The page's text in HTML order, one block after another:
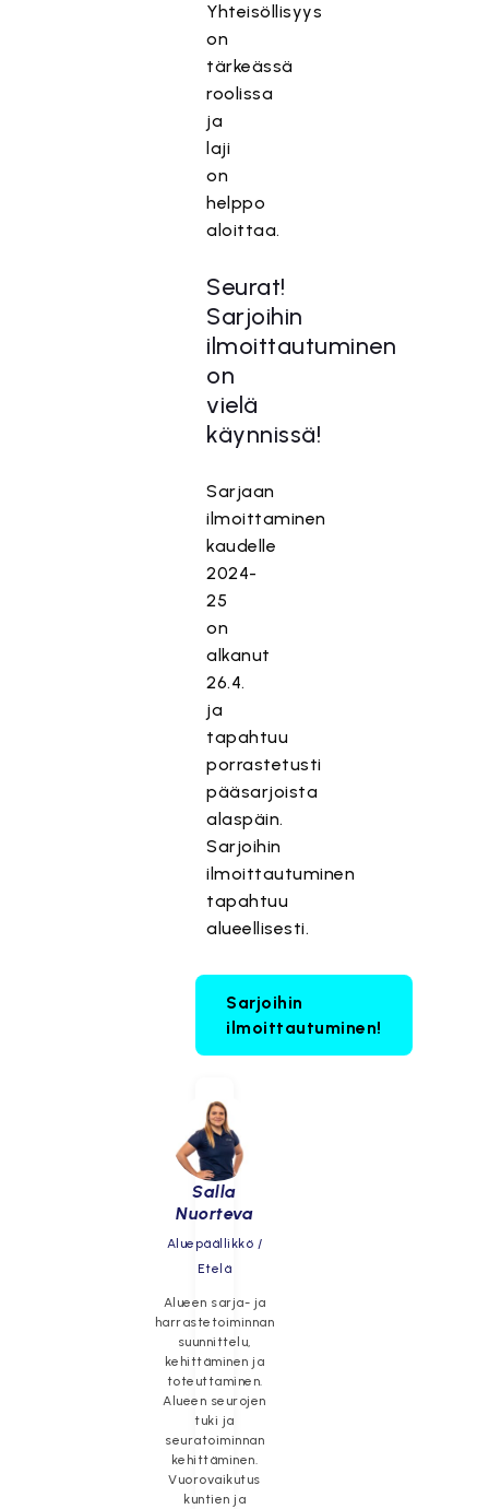
Yhteisöllisyys
on
tärkeässä
roolissa
ja
laji
on
helppo
aloittaa.
Seurat!
Sarjoihin
ilmoittautuminen
on
vielä
käynnissä!
Sarjaan
ilmoittaminen
kaudelle
2024-
25
on
alkanut
26.4.
ja
tapahtuu
porrastetusti
pääsarjoista
alaspäin.
Sarjoihin
ilmoittautuminen
tapahtuu
alueellisesti.
Sarjoihin
ilmoittautuminen!
Salla
Nuorteva
Aluepäällikkö /
Etelä
Alueen sarja- ja
harrastetoiminnan
suunnittelu,
kehittäminen ja
toteuttaminen.
Alueen seurojen
tuki ja
seuratoiminnan
kehittäminen.
Vuorovaikutus
kuntien ja